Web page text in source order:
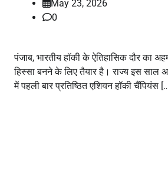
May 23, 2026
0
पंजाब, भारतीय हॉकी के ऐतिहासिक दौर का
हिस्सा बनने के लिए तैयार है। राज्य इस साल
में पहली बार प्रतिष्ठित एशियन हॉकी चैंपियंस